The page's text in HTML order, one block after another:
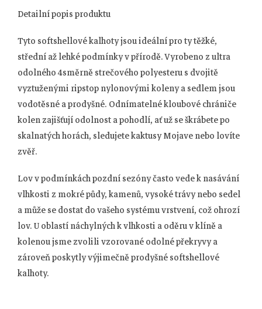
Detailní popis produktu
Tyto softshellové kalhoty jsou ideální pro ty těžké,
střední až lehké podmínky v přírodě. Vyrobeno z ultra
odolného 4směrně strečového polyesteru s dvojitě
vyztuženými ripstop nylonovými koleny a sedlem jsou
vodotěsné a prodyšné. Odnímatelné kloubové chrániče
kolen zajišťují odolnost a pohodlí, ať už se škrábete po
skalnatých horách, sledujete kaktusy Mojave nebo lovíte
zvěř.
Lov v podmínkách pozdní sezóny často vede k nasávání
vlhkosti z mokré půdy, kamenů, vysoké trávy nebo sedel
a může se dostat do vašeho systému vrstvení, což ohrozí
lov. U oblastí náchylných k vlhkosti a oděru v klíně a
kolenou jsme zvolili vzorované odolné překryvy a
zároveň poskytly výjimečně prodyšné softshellové
kalhoty.